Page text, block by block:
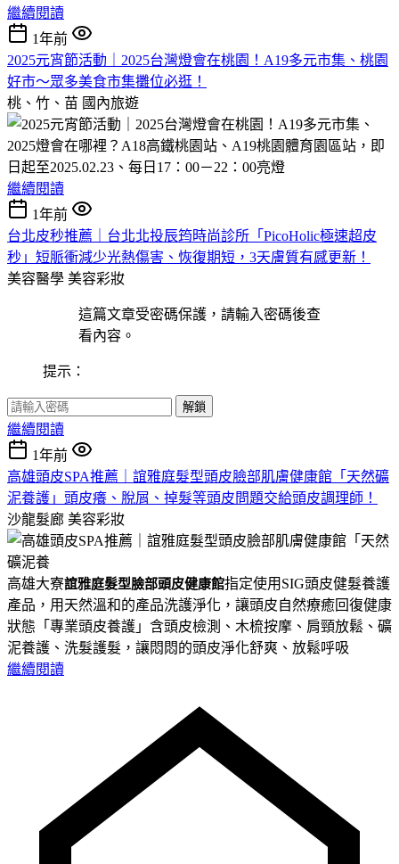
繼續閱讀
1年前
2025元宵節活動｜2025台灣燈會在桃園！A19多元市集、桃園
好市～眾多美食市集攤位必逛！
桃、竹、苗 國內旅遊
2025燈會在哪裡？A18高鐵桃園站、A19桃園體育園區站，即
日起至2025.02.23、每日17：00－22：00亮燈
繼續閱讀
1年前
台北皮秒推薦｜台北北投辰筠時尚診所「PicoHolic極速超皮
秒」短脈衝減少光熱傷害、恢復期短，3天膚質有感更新！
美容醫學 美容彩妝
這篇文章受密碼保護，請輸入密碼後查
看內容。
提示：
解鎖
繼續閱讀
1年前
高雄頭皮SPA推薦｜誼雅庭髮型頭皮臉部肌膚健康館「天然礦
泥養護」頭皮癢、脫屑、掉髮等頭皮問題交給頭皮調理師！
沙龍髮廊 美容彩妝
高雄大寮誼雅庭髮型臉部頭皮健康館指定使用SIG頭皮健髮養護
產品，用天然溫和的產品洗護淨化，讓頭皮自然療癒回復健康
狀態「專業頭皮養護」含頭皮檢測、木梳按摩、肩頸放鬆、礦
泥養護、洗髮護髮，讓悶悶的頭皮淨化舒爽、放鬆呼吸
繼續閱讀